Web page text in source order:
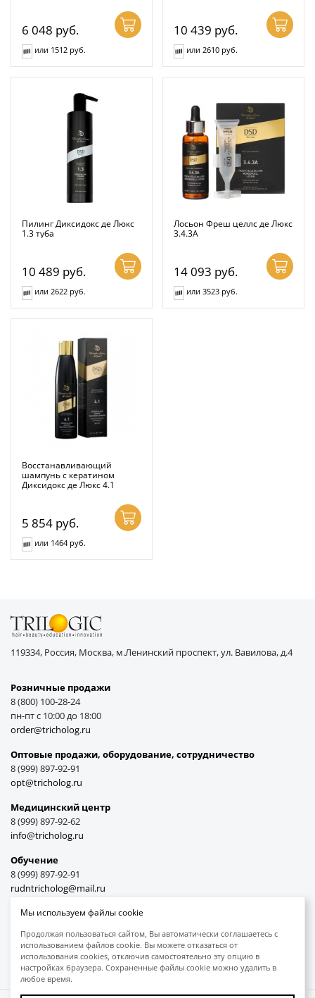
6 048 руб.
или 1512 руб.
10 439 руб.
или 2610 руб.
Пилинг Диксидокс де Люкс
1.3 туба
10 489 руб.
или 2622 руб.
Лосьон Фреш целлс де Люкс
3.4.3А
14 093 руб.
или 3523 руб.
Восстанавливающий
шампунь с кератином
Диксидокс де Люкс 4.1
5 854 руб.
или 1464 руб.
119334, Россия, Москва, м.Ленинский проспект, ул. Вавилова, д.4
Розничные продажи
8 (800) 100-28-24
пн-пт с 10:00 до 18:00
order@tricholog.ru
Оптовые продажи, оборудование, cотрудничество
8 (999) 897-92-91
opt@tricholog.ru
Медицинский центр
8 (999) 897-92-62
info@tricholog.ru
Обучение
8 (999) 897-92-91
rudntricholog@mail.ru
Принимаем к оплате
Мы используем файлы cookie
Продолжая пользоваться сайтом, Вы автоматически соглашаетесь с
использованием файлов cookie. Вы можете отказаться от
использования cookies, отключив самостоятельно эту опцию в
настройках браузера. Сохраненные файлы cookie можно удалить в
любое время.